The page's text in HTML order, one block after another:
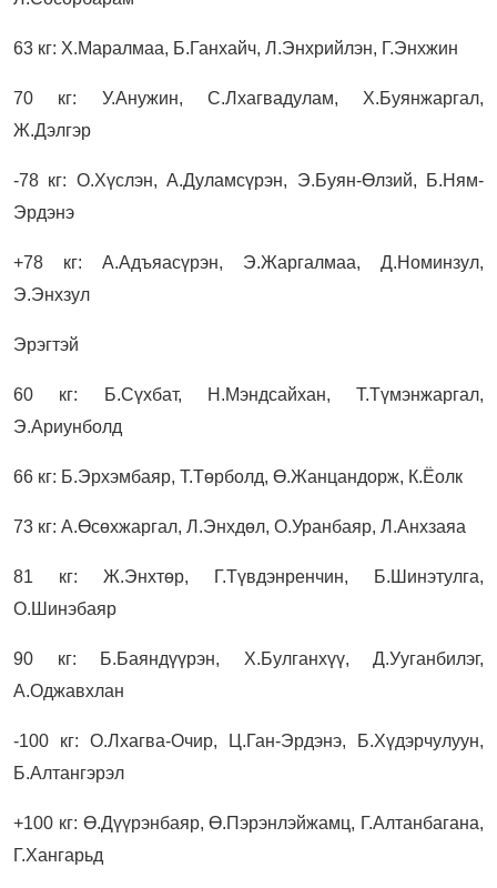
63 кг: Х.Маралмаа, Б.Ганхайч, Л.Энхрийлэн, Г.Энхжин
70 кг: У.Анужин, С.Лхагвадулам, Х.Буянжаргал,
Ж.Дэлгэр
-78 кг: О.Хүслэн, А.Дуламсүрэн, Э.Буян-Өлзий, Б.Ням-
Эрдэнэ
+78 кг: А.Адъяасүрэн, Э.Жаргалмаа, Д.Номинзул,
Э.Энхзул
Эрэгтэй
60 кг: Б.Сүхбат, Н.Мэндсайхан, Т.Түмэнжаргал,
Э.Ариунболд
66 кг: Б.Эрхэмбаяр, Т.Төрболд, Ө.Жанцандорж, К.Ёолк
73 кг: А.Өсөхжаргал, Л.Энхдөл, О.Уранбаяр, Л.Анхзаяа
81 кг: Ж.Энхтөр, Г.Түвдэнренчин, Б.Шинэтулга,
О.Шинэбаяр
90 кг: Б.Баяндүүрэн, Х.Булганхүү, Д.Ууганбилэг,
А.Оджавхлан
-100 кг: О.Лхагва-Очир, Ц.Ган-Эрдэнэ, Б.Хүдэрчулуун,
Б.Алтангэрэл
+100 кг: Ө.Дүүрэнбаяр, Ө.Пэрэнлэйжамц, Г.Алтанбагана,
Г.Хангарьд